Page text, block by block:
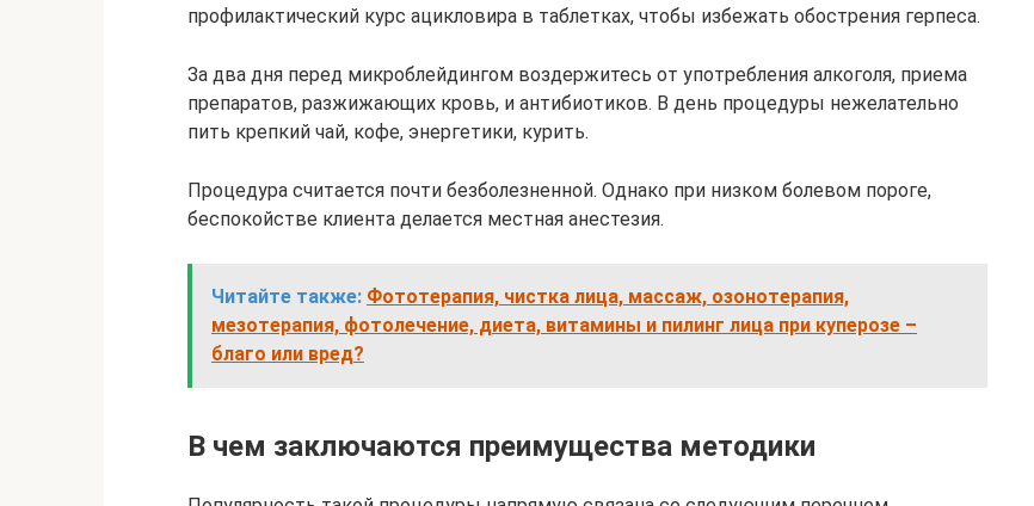
профилактический курс ацикловира в таблетках, чтобы избежать обострения герпеса.
За два дня перед микроблейдингом воздержитесь от употребления алкоголя, приема
препаратов, разжижающих кровь, и антибиотиков. В день процедуры нежелательно
пить крепкий чай, кофе, энергетики, курить.
Процедура считается почти безболезненной. Однако при низком болевом пороге,
беспокойстве клиента делается местная анестезия.
Читайте также: Фототерапия, чистка лица, массаж, озонотерапия,
мезотерапия, фотолечение, диета, витамины и пилинг лица при куперозе –
благо или вред?
В чем заключаются преимущества методики